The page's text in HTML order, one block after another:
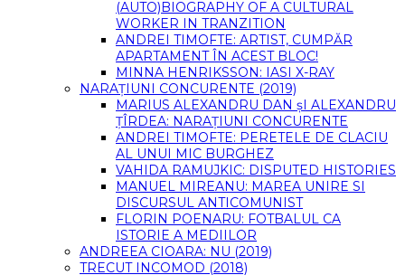
(AUTO)BIOGRAPHY OF A CULTURAL
WORKER IN TRANZITION
ANDREI TIMOFTE: ARTIST, CUMPĂR
APARTAMENT ÎN ACEST BLOC!
MINNA HENRIKSSON: IASI X-RAY
NARAȚIUNI CONCURENTE (2019)
MARIUS ALEXANDRU DAN șI ALEXANDRU
ȚÎRDEA: NARAȚIUNI CONCURENTE
ANDREI TIMOFTE: PERETELE DE CLACIU
AL UNUI MIC BURGHEZ
VAHIDA RAMUJKIC: DISPUTED HISTORIES
MANUEL MIREANU: MAREA UNIRE SI
DISCURSUL ANTICOMUNIST
FLORIN POENARU: FOTBALUL CA
ISTORIE A MEDIILOR
ANDREEA CIOARA: NU (2019)
TRECUT INCOMOD (2018)